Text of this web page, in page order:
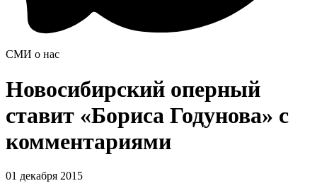
СМИ о нас
Новосибирский оперный
ставит «Бориса Годунова» с
комментариями
01 декабря 2015